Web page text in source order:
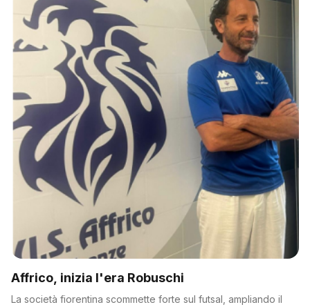
Affrico, inizia l'era Robuschi
La società fiorentina scommette forte sul futsal, ampliando il